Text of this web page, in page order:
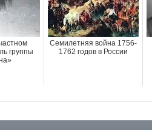
группы
Семилетняя война 1756-
1762 годов в России